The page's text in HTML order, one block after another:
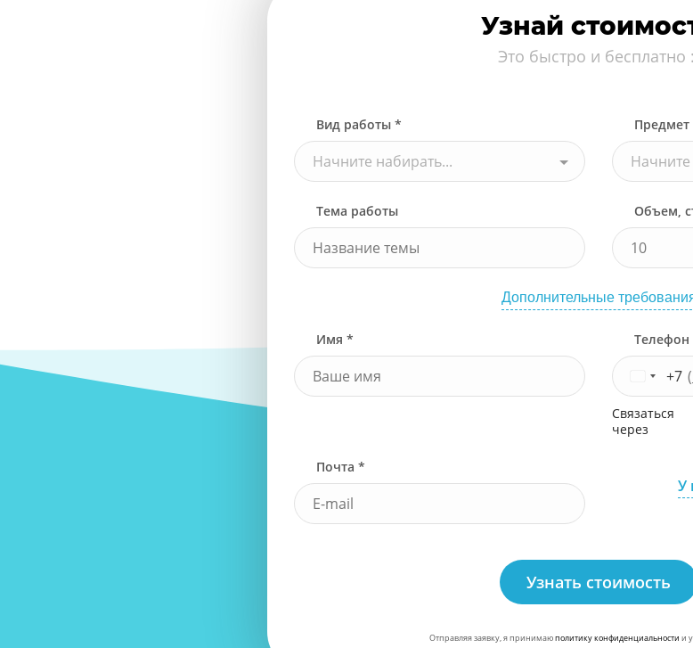
Узнай
Это быстро и бесплатно
Вид работы *
Начните набирать...
Предмет
Начните
Тема работы Объем,
Дополнительные
Имя * Телефон
+7
Связаться
через
Почта *
У
Узнать стоимость
Отправляя заявку, я принимаюполитику конфиденциальности и